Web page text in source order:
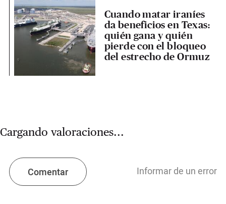
Cuando matar iraníes
da beneficios en Texas:
quién gana y quién
pierde con el bloqueo
del estrecho de Ormuz
Cargando valoraciones...
Comentar Informar de un error